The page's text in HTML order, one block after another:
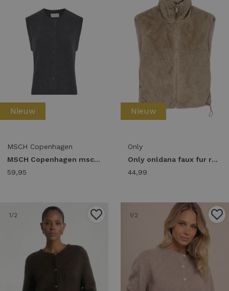
Nieuw
MSCH Copenhagen
MSCH Copenhagen mschbondie hope vest india ink mel
59,95
Nieuw
Only
Only onldana faux fur rev.waistcoat otw cc Vest silver mink
44,99
1/2 1/2